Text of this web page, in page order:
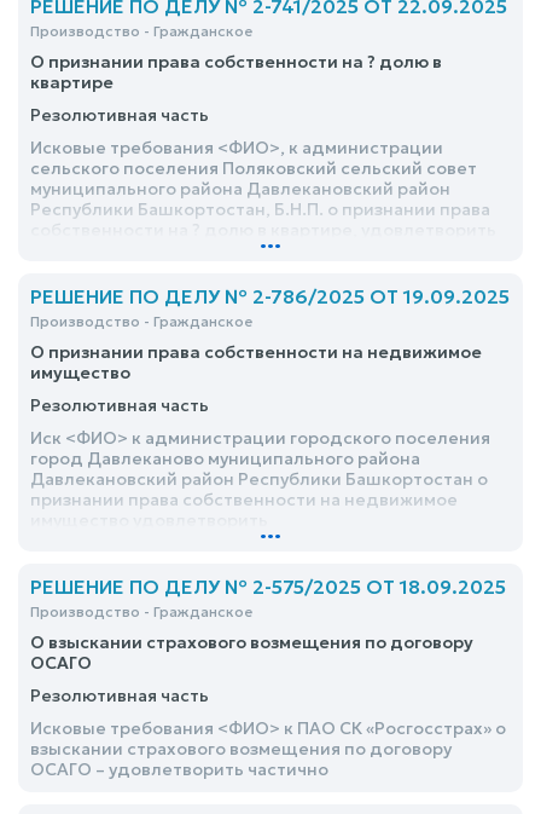
РЕШЕНИЕ ПО ДЕЛУ № 2-741/2025 ОТ 22.09.2025
Производство - Гражданское
О признании права собственности на ? долю в
квартире
Резолютивная часть
Исковые требования <ФИО>, к администрации
сельского поселения Поляковский сельский совет
муниципального района Давлекановский район
Республики Башкортостан, Б.Н.П. о признании права
...
РЕШЕНИЕ ПО ДЕЛУ № 2-786/2025 ОТ 19.09.2025
Производство - Гражданское
О признании права собственности на недвижимое
имущество
Резолютивная часть
Иск <ФИО> к администрации городского поселения
город Давлеканово муниципального района
Давлекановский район Республики Башкортостан о
признании права собственности на недвижимое
...
РЕШЕНИЕ ПО ДЕЛУ № 2-575/2025 ОТ 18.09.2025
Производство - Гражданское
О взыскании страхового возмещения по договору
ОСАГО
Резолютивная часть
Исковые требования <ФИО> к ПАО СК «Росгосстрах» о
взыскании страхового возмещения по договору
ОСАГО – удовлетворить частично